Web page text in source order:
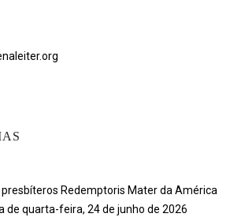
presbíteros Redemptoris Mater da América
de quarta-feira, 24 de junho de 2026